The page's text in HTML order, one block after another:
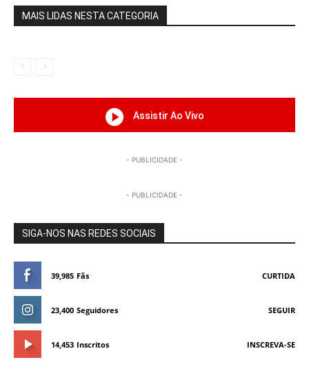
MAIS LIDAS NESTA CATEGORIA
Assistir Ao Vivo
- PUBLICIDADE -
- PUBLICIDADE -
SIGA-NOS NAS REDES SOCIAIS
39,985 Fãs CURTIDA
23,400 Seguidores SEGUIR
14,453 Inscritos INSCREVA-SE